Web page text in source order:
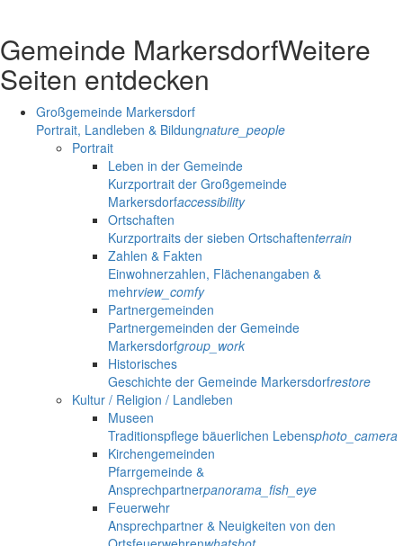
Gemeinde MarkersdorfWeitere
Seiten entdecken
Großgemeinde Markersdorf
Portrait, Landleben & Bildungnature_people
Portrait
Leben in der Gemeinde
Kurzportrait der Großgemeinde
Markersdorfaccessibility
Ortschaften
Kurzportraits der sieben Ortschaftenterrain
Zahlen & Fakten
Einwohnerzahlen, Flächenangaben &
mehrview_comfy
Partnergemeinden
Partnergemeinden der Gemeinde
Markersdorfgroup_work
Historisches
Geschichte der Gemeinde Markersdorfrestore
Kultur / Religion / Landleben
Museen
Traditionspflege bäuerlichen Lebensphoto_camera
Kirchengemeinden
Pfarrgemeinde &
Ansprechpartnerpanorama_fish_eye
Feuerwehr
Ansprechpartner & Neuigkeiten von den